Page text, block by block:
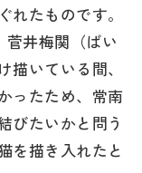
たものです。
井梅関（ばい
いている間、
ったため、常南
びたいかと問う
を描き入れたと